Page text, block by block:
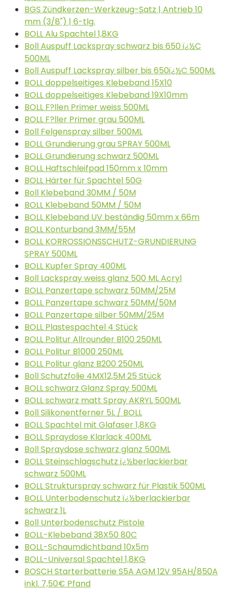
BGS Zündkerzen-Werkzeug-Satz | Antrieb 10
mm (3/8") | 6-tlg.
BOLL Alu Spachtel 1,8KG
Boll Auspuff Lackspray schwarz bis 650 ï¿½C
500ML
Boll Auspuff Lackspray silber bis 650ï¿½C 500ML
BOLL doppelseitiges Klebeband 15X10
BOLL doppelseitiges Klebeband 19X10mm
BOLL F?llen Primer weiss 500ML
BOLL F?ller Primer grau 500ML
Boll Felgenspray silber 500ML
BOLL Grundierung grau SPRAY 500ML
BOLL Grundierung schwarz 500ML
BOLL Haftschleifpad 150mm x 10mm
BOLL Härter für Spachtel 50G
Boll Klebeband 30MM / 50M
BOLL Klebeband 50MM / 50M
BOLL Klebeband UV beständig 50mm x 66m
BOLL Konturband 3MM/55M
BOLL KORROSSIONSSCHUTZ-GRUNDIERUNG
SPRAY 500ML
BOLL Kupfer Spray 400ML
Boll Lackspray weiss glanz 500 ML Acryl
BOLL Panzertape schwarz 50MM/25M
BOLL Panzertape schwarz 50MM/50M
BOLL Panzertape silber 50MM/25M
BOLL Plastespachtel 4 Stück
BOLL Politur Allrounder B100 250ML
BOLL Politur B1000 250ML
BOLL Politur glanz B200 250ML
Boll Schutzfolie 4MX12,5M 25 Stück
BOLL schwarz Glanz Spray 500ML
BOLL schwarz matt Spray AKRYL 500ML
Boll Silikonentferner 5L / BOLL
BOLL Spachtel mit Glafaser 1,8KG
BOLL Spraydose Klarlack 400ML
Boll Spraydose schwarz glanz 500ML
BOLL Steinschlagschutz ï¿½berlackierbar
schwarz 500ML
BOLL Strukturspray schwarz für Plastik 500ML
BOLL Unterbodenschutz ï¿½berlackierbar
schwarz 1L
Boll Unterbodenschutz Pistole
BOLL-Klebeband 38X50 80C
BOLL-Schaumdichtband 10x5m
BOLL-Universal Spachtel 1,8KG
BOSCH Starterbatterie S5A AGM 12V 95AH/850A
inkl. 7,50€ Pfand